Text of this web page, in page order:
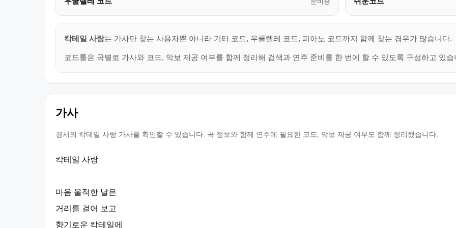
칵테일 사랑는 가사만 찾는 사용자뿐 아니라 기타 코드, 우쿨렐레 코드, 피아노 코드까지 함께 찾는 경우가 많습니다.
코드툴은 곡별로 가사와 코드, 악보 제공 여부를 함께 정리해 검색과 연주 준비를 한 번에 할 수 있도록 구성하고 있습
가사
경서의 칵테일 사랑 가사를 확인할 수 있습니다. 곡 정보와 함께 연주에 필요한 코드, 악보 제공 여부도 함께 정리했습니다.
칵테일 사랑
마음 울적한 날은
거리를 걸어 보고
향기로운 칵테일에